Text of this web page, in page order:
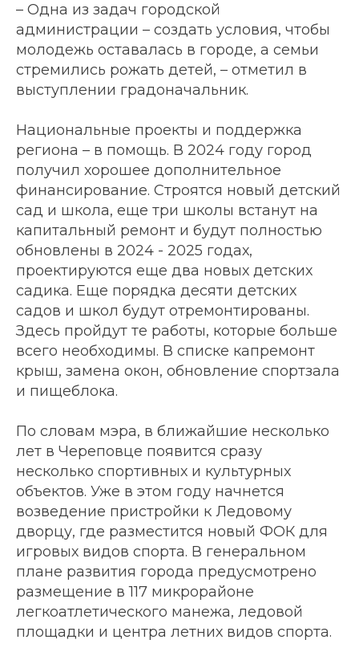
– Одна из задач городской
администрации – создать условия, чтобы
молодежь оставалась в городе, а семьи
стремились рожать детей, – отметил в
выступлении градоначальник.
Национальные проекты и поддержка
региона – в помощь. В 2024 году город
получил хорошее дополнительное
финансирование. Строятся новый детский
сад и школа, еще три школы встанут на
капитальный ремонт и будут полностью
обновлены в 2024 - 2025 годах,
проектируются еще два новых детских
садика. Еще порядка десяти детских
садов и школ будут отремонтированы.
Здесь пройдут те работы, которые больше
всего необходимы. В списке капремонт
крыш, замена окон, обновление спортзала
и пищеблока.
По словам мэра, в ближайшие несколько
лет в Череповце появится сразу
несколько спортивных и культурных
объектов. Уже в этом году начнется
возведение пристройки к Ледовому
дворцу, где разместится новый ФОК для
игровых видов спорта. В генеральном
плане развития города предусмотрено
размещение в 117 микрорайоне
легкоатлетического манежа, ледовой
площадки и центра летних видов спорта.